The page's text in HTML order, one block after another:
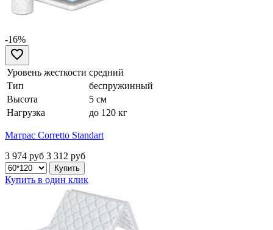
-16%
Уровень жесткости средний
Тип
беспружинный
Высота
5 см
Нагрузка
до 120 кг
Матрас Corretto Standart
3 974 руб 3 312 руб
Купить в один клик